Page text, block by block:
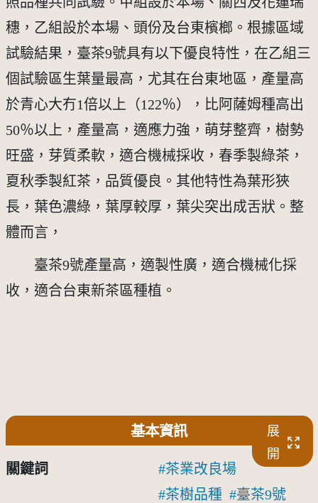
穗，乙組設於本場、頭份及台東檳榔。根據區域
試驗結果，臺茶9號具有以下優良特性，在乙組三
個試驗區生葉量最高，尤其在台東地區，產量高
於青心大冇1倍以上（122％），比阿薩姆種高出
50％以上，產量高，適應力強，萌芽整齊，樹勢
旺盛，芽質柔軟，適合機械採收，春季製綠茶，
夏秋季製紅茶，品質優良。其他特性為葉形狹
長，葉色濃綠，葉厚較厚，葉尖突出成舌狀。整
體而言，
臺茶9號產量高，適製性廣，適合機械化採
收，適合台東新茶區種植。
基本資訊
展
開
關鍵詞
茶業改良場
茶樹品種
臺茶9號